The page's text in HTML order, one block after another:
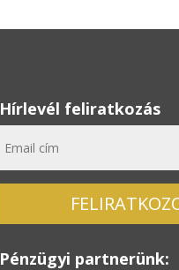
Hírlevél feliratkozás
Pénzügyi partnerünk: